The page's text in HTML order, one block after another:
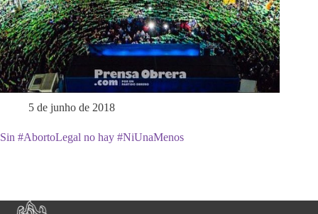
5 de junho de 2018
Sin #AbortoLegal no hay #NiUnaMenos